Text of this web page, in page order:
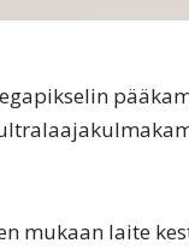
mukaan laite